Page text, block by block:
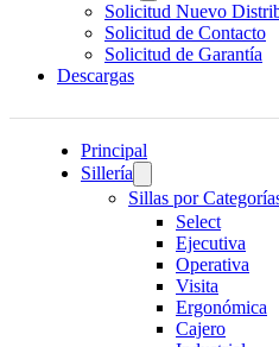
Solicitud Nuevo
Solicitud de Contacto
Solicitud de Garantía
Descargas
Principal
Sillería
Sillas por
Select
Ejecutiva
Operativa
Visita
Ergonómica
Cajero